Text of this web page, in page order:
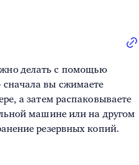
делать с помощью
вы сжимаете
а затем распаковываете
машине или на другом
резервных копий.